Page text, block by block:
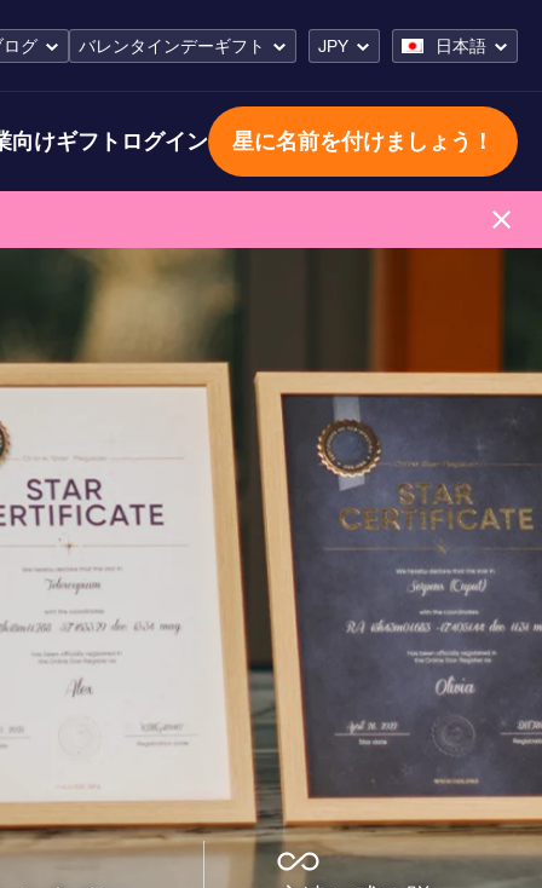
ログ バレンタインデーギフト JPY 日本語
向けギフト ログイン 星に名前を付けましょう！